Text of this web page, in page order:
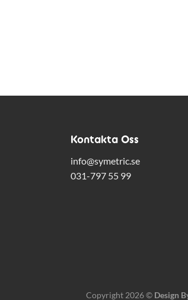
Kontakta Oss
info@symetric.se
031-797 55 99
Copyright 2026 © Design